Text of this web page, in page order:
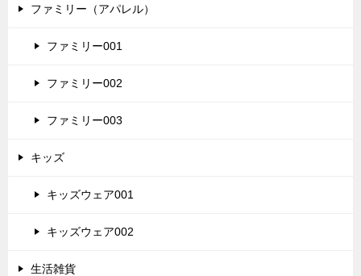
ファミリー（アパレル）
ファミリー001
ファミリー002
ファミリー003
キッズ
キッズウェア001
キッズウェア002
生活雑貨